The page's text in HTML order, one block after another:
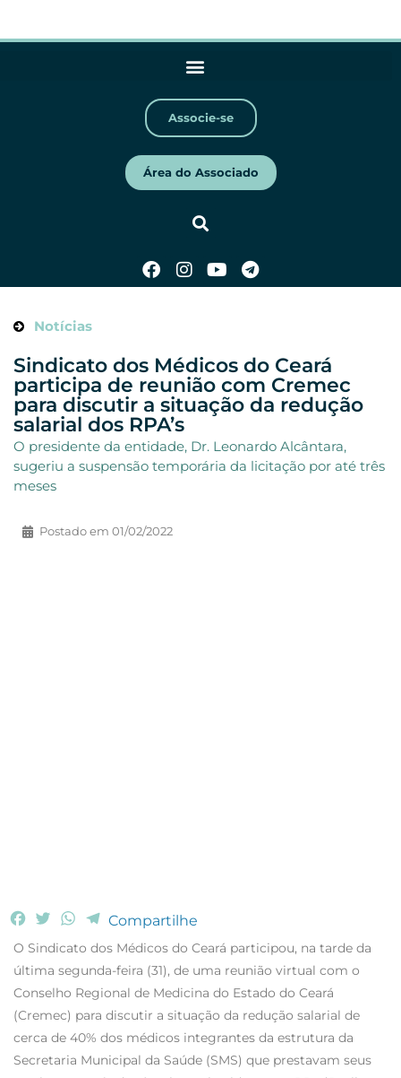
Associe-se
Área do Associado
Notícias
Sindicato dos Médicos do Ceará
participa de reunião com Cremec
para discutir a situação da redução
salarial dos RPA’s
O presidente da entidade, Dr. Leonardo Alcântara,
sugeriu a suspensão temporária da licitação por até três
meses
Postado em 01/02/2022
F
c
e
b
o
o
k
i
t
t
e
r
W
a
t
s
A
p
p
T
l
e
g
r
a
m
Compartilhe
O Sindicato dos Médicos do Ceará participou, na tarde da
última segunda-feira (31), de uma reunião virtual com o
Conselho Regional de Medicina do Estado do Ceará
(Cremec) para discutir a situação da redução salarial de
cerca de 40% dos médicos integrantes da estrutura da
Secretaria Municipal da Saúde (SMS) que prestavam seus